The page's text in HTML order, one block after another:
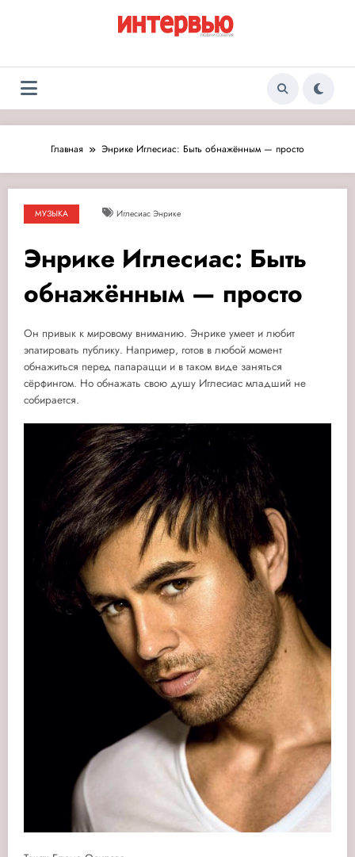
Журнал «Интервью:
Люди и события»
Люди и события
Главная Энрике Иглесиас: Быть обнажённым — просто
МУЗЫКА Иглесиас Энрике
Энрике Иглесиас: Быть
обнажённым — просто
Он привык к мировому вниманию. Энрике умеет и любит
эпатировать публику. Например, готов в любой момент
обнажиться перед папарацци и в таком виде заняться
сёрфингом. Но обнажать свою душу Иглесиас младший не
собирается.